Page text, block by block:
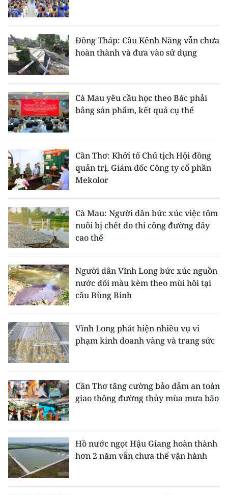
Đồng Tháp: Cầu Kênh Năng vẫn chưa
hoàn thành và đưa vào sử dụng
Cà Mau yêu cầu học theo Bác phải
bằng sản phẩm, kết quả cụ thể
Cần Thơ: Khởi tố Chủ tịch Hội đồng
quản trị, Giám đốc Công ty cổ phần
Mekolor
Cà Mau: Người dân bức xúc việc tôm
nuôi bị chết do thi công đường dây
cao thế
Người dân Vĩnh Long bức xúc nguồn
nước đổi màu kèm theo mùi hôi tại
cầu Bùng Binh
Vĩnh Long phát hiện nhiều vụ vi
phạm kinh doanh vàng và trang sức
Cần Thơ tăng cường bảo đảm an toàn
giao thông đường thủy mùa mưa bão
Hồ nước ngọt Hậu Giang hoàn thành
hơn 2 năm vẫn chưa thể vận hành